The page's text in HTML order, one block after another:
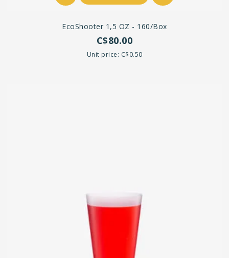
EcoShooter 1,5 OZ - 160/Box
C$80.00
Unit price: C$0.50